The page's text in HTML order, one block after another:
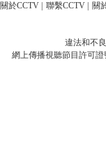
關於CCTV 聯繫CCTV 關
違法和不
網上傳播視聽節目許可證